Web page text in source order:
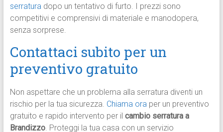
serraturadopo un tentativo di furto. I prezzi sono
competitivi e comprensivi di materiale e manodopera,
senza sorprese.
Contattaci subito per un
preventivo gratuito
Non aspettare che un problema alla serratura diventi un
rischio per la tua sicurezza. Chiama oraper un preventivo
gratuito e rapido intervento per il cambio serratura a
Brandizzo. Proteggi la tua casa con un servizio